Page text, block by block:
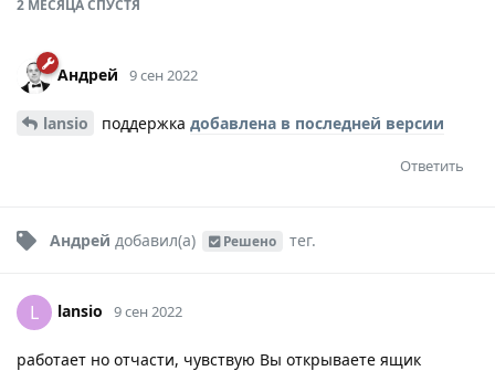
2 МЕСЯЦАСПУСТЯ
Андрей 9 сен 2022
lansio поддержка добавлена в последней версии
Ответить
Андрей добавил(а) Решено тег.
L lansio 9 сен 2022
работает но отчасти, чувствую Вы открываете ящик